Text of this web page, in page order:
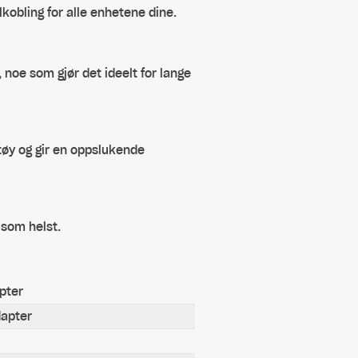
for alle enhetene dine.
som gjør det ideelt for lange
og gir en oppslukende
helst.